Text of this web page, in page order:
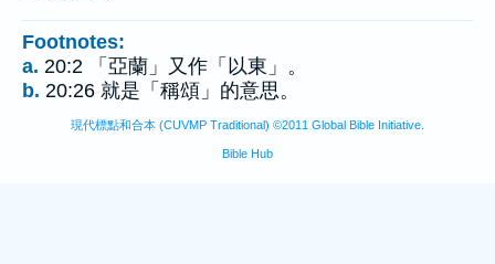
Footnotes:
a. 20:2 「亞蘭」又作「以東」。
b. 20:26 就是「稱頌」的意思。
現代標點和合本 (CUVMP Traditional) ©2011 Global Bible Initiative.
Bible Hub